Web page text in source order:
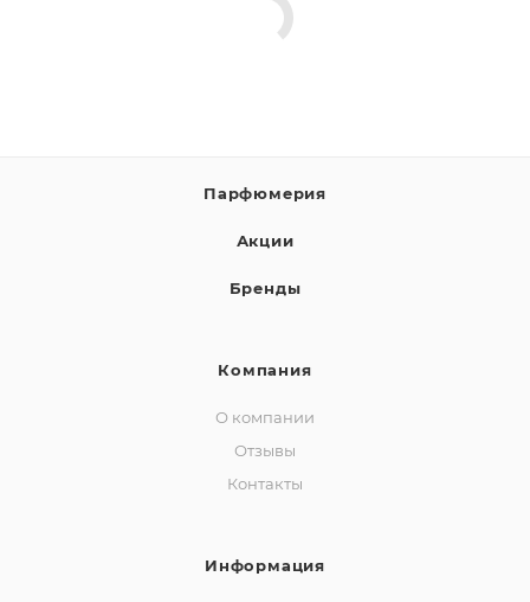
Парфюмерия
Акции
Бренды
Компания
О компании
Отзывы
Контакты
Информация